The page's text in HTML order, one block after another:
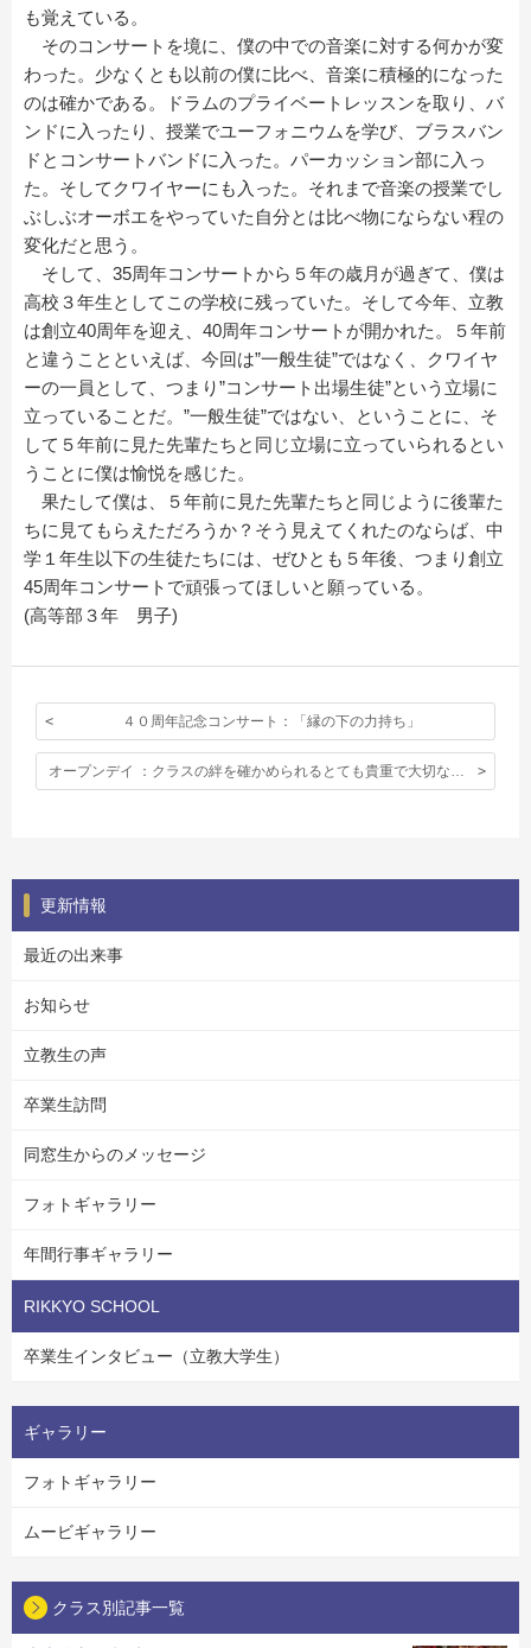
も覚えている。
そのコンサートを境に、僕の中での音楽に対する何かが変
わった。少なくとも以前の僕に比べ、音楽に積極的になった
のは確かである。ドラムのプライベートレッスンを取り、バ
ンドに入ったり、授業でユーフォニウムを学び、ブラスバン
ドとコンサートバンドに入った。パーカッション部に入っ
た。そしてクワイヤーにも入った。それまで音楽の授業でし
ぶしぶオーボエをやっていた自分とは比べ物にならない程の
変化だと思う。
そして、35周年コンサートから５年の歳月が過ぎて、僕は
高校３年生としてこの学校に残っていた。そして今年、立教
は創立40周年を迎え、40周年コンサートが開かれた。５年前
と違うことといえば、今回は”一般生徒”ではなく、クワイヤ
ーの一員として、つまり”コンサート出場生徒”という立場に
立っていることだ。”一般生徒”ではない、ということに、そ
して５年前に見た先輩たちと同じ立場に立っていられるとい
うことに僕は愉悦を感じた。
果たして僕は、５年前に見た先輩たちと同じように後輩た
ちに見てもらえただろうか？そう見えてくれたのならば、中
学１年生以下の生徒たちには、ぜひとも５年後、つまり創立
45周年コンサートで頑張ってほしいと願っている。
(高等部３年 男子)
４０周年記念コンサート：「縁の下の力持ち」
更新情報
最近の出来事
お知らせ
立教生の声
卒業生訪問
同窓生からのメッセージ
フォトギャラリー
年間行事ギャラリー
RIKKYO SCHOOL
卒業生インタビュー（立教大学生）
ギャラリー
フォトギャラリー
ムービギャラリー
クラス別記事一覧